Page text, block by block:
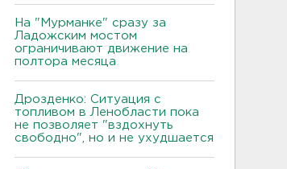
На "Мурманке" сразу за
Ладожским мостом
ограничивают движение на
полтора месяца
Дрозденко: Ситуация с
топливом в Ленобласти пока
не позволяет "вздохнуть
свободно", но и не ухудшается